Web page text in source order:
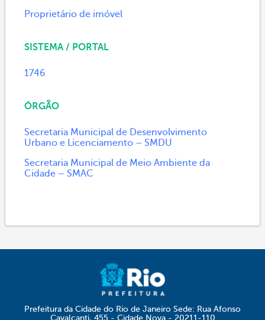
Proprietário de imóvel
SISTEMA / PORTAL
1746
ÓRGÃO
Secretaria Municipal de Desenvolvimento
Urbano e Licenciamento – SMDU
Secretaria Municipal de Meio Ambiente da
Cidade – SMAC
Prefeitura da Cidade do Rio de Janeiro Sede: Rua Afonso
Cavalcanti, 455 - Cidade Nova - 20211-110